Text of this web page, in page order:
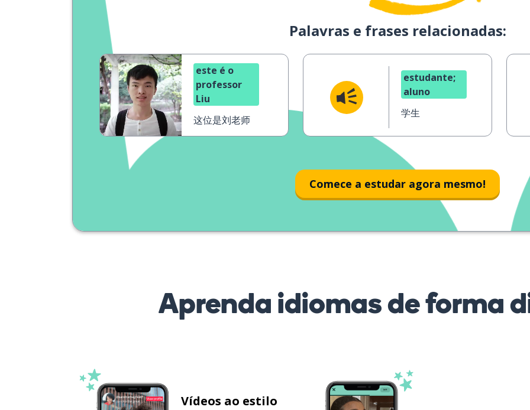
Palavras e frases relacionadas:
este é o
professor
Liu
这位是刘老师
estudante;
aluno
学生
Comece a estudar agora mesmo!
Aprenda idiomas de forma
Vídeos ao estilo